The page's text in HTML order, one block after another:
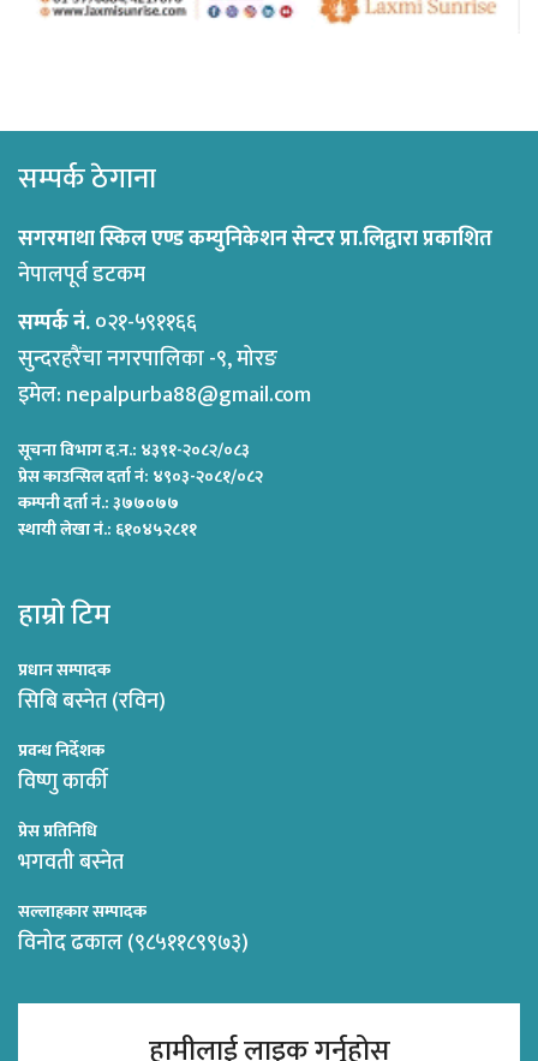
सम्पर्क ठेगाना
सगरमाथा स्किल एण्ड कम्युनिकेशन सेन्टर प्रा.लिद्वारा प्रकाशित
नेपालपूर्व डटकम
सम्पर्क नं.०२१-५९११६६
सुन्दरहरैंचा नगरपालिका -९, मोरङ
इमेल: nepalpurba88@gmail.com
सूचना विभाग द.न.: ४३९१-२०८२/०८३
प्रेस काउन्सिल दर्ता नं: ४९०३-२०८१/०८२
कम्पनी दर्ता नं.: ३७७०७७
स्थायी लेखा नं.: ६१०४५२८११
हाम्रो टिम
प्रधान सम्पादक
सिबि बस्नेत (रविन)
प्रवन्ध निर्देशक
विष्णु कार्की
प्रेस प्रतिनिधि
भगवती बस्नेत
सल्लाहकार सम्पादक
विनोद ढकाल (९८५११८९९७३)